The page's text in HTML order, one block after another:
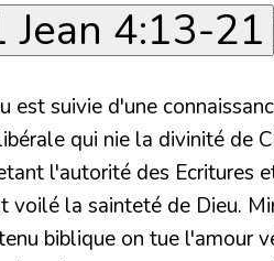
Jean 4:13-21
suivie d'une
qui nie la divinité de
l'autorité des Ecritures
la sainteté de Dieu.
biblique on tue l'amour